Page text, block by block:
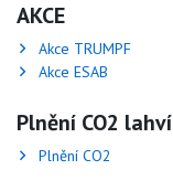
AKCE
Akce TRUMPF
Akce ESAB
Plnění CO2 lahví
Plnění CO2